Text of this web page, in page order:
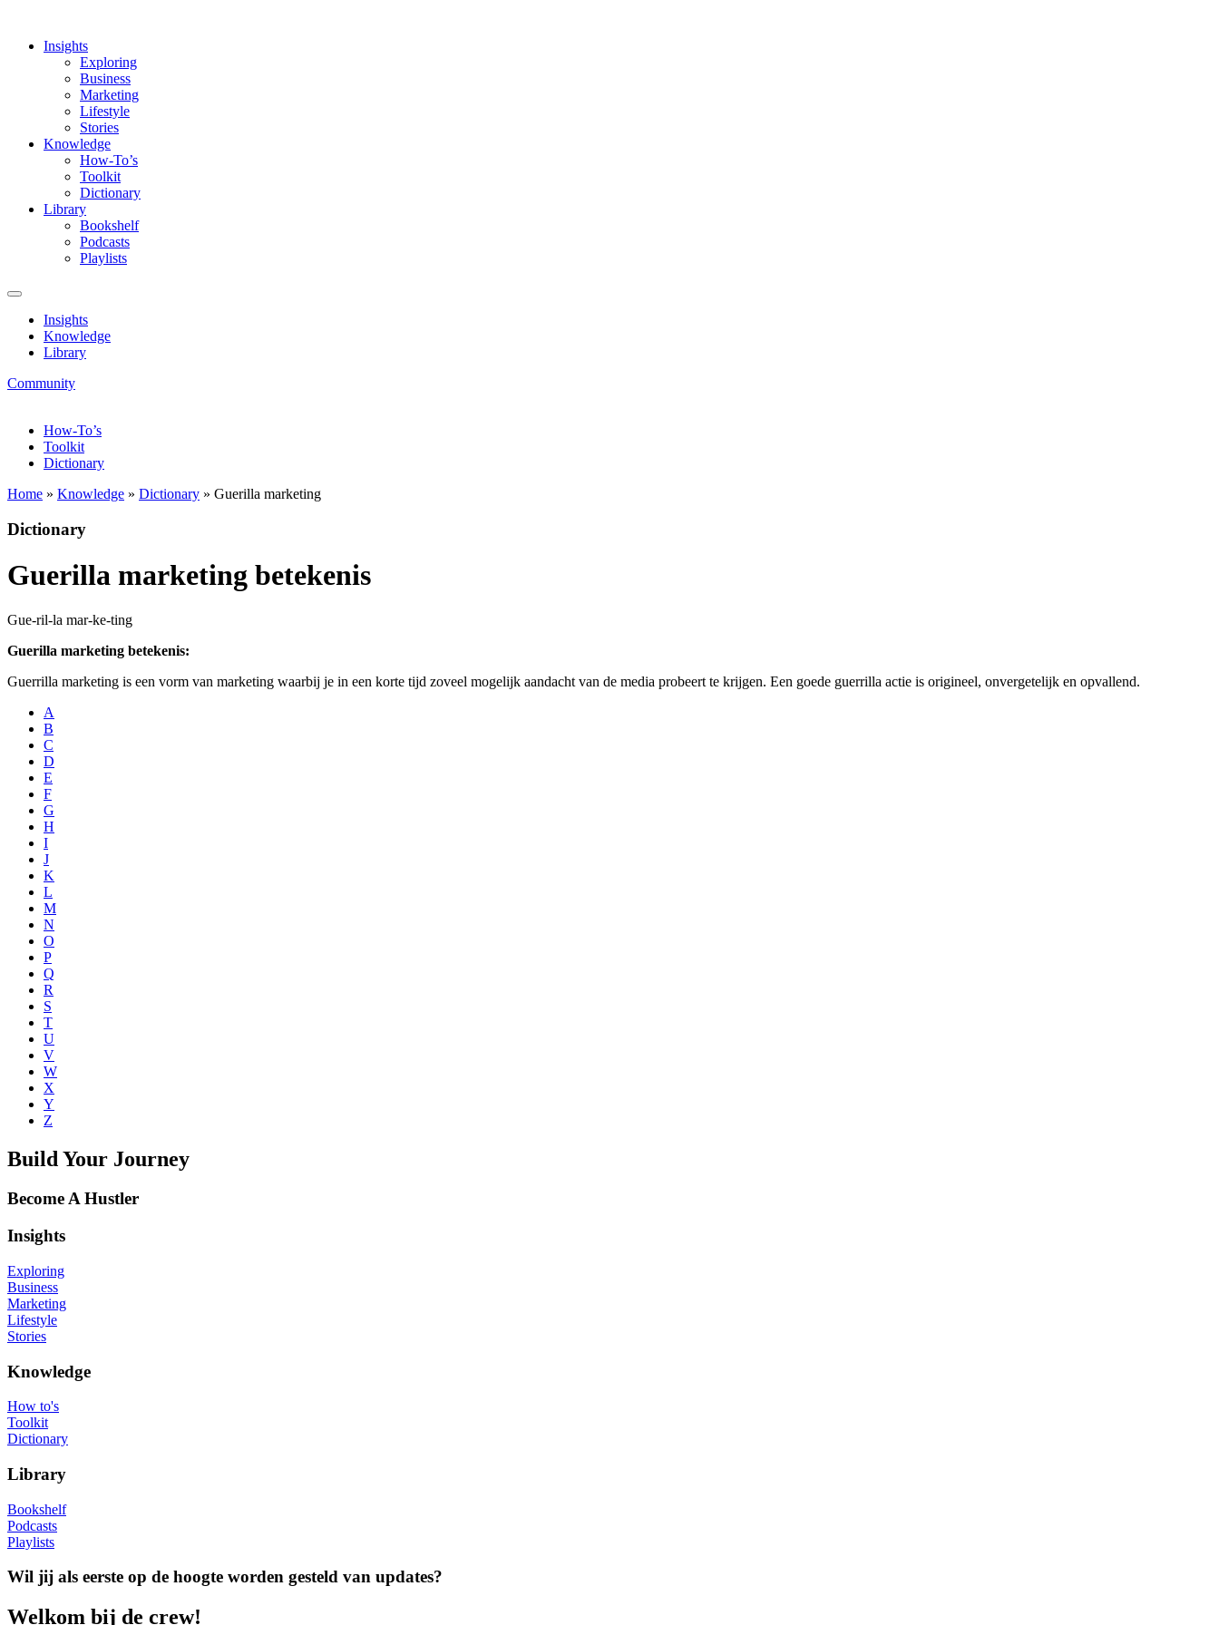
Insights
Exploring
Business
Marketing
Lifestyle
Stories
Knowledge
How-To’s
Toolkit
Dictionary
Library
Bookshelf
Podcasts
Playlists
Insights
Knowledge
Library
Community
How-To’s
Toolkit
Dictionary
Home » Knowledge » Dictionary » Guerilla marketing
Dictionary
Guerilla marketing betekenis
Gue-ril-la mar-ke-ting
Guerilla marketing betekenis:
Guerrilla marketing is een vorm van marketing waarbij je in een korte tijd zoveel mogelijk aandacht van de media probeert te krijgen. Een goede guerrilla actie is origineel, onvergetelijk en opvallend.
A
B
C
D
E
F
G
H
I
J
K
L
M
N
O
P
Q
R
S
T
U
V
W
X
Y
Z
Build Your Journey
Become A Hustler
Insights
Exploring
Business
Marketing
Lifestyle
Stories
Knowledge
How to's
Toolkit
Dictionary
Library
Bookshelf
Podcasts
Playlists
Wil jij als eerste op de hoogte worden gesteld van updates?
Welkom bij de crew!